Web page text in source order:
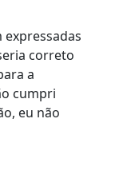
correto
a
cumpri
eu não